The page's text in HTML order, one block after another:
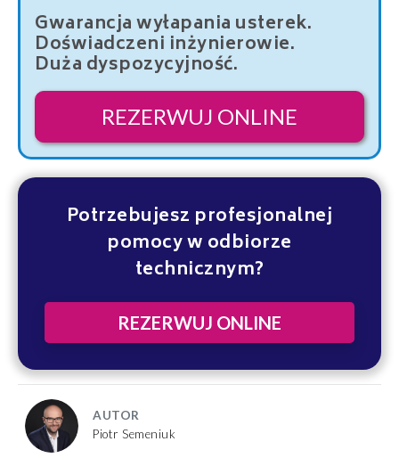
Gwarancja wyłapania usterek.
Doświadczeni inżynierowie.
Duża dyspozycyjność.
REZERWUJ ONLINE
Potrzebujesz profesjonalnej
pomocy w odbiorze
technicznym?
REZERWUJ ONLINE
AUTOR
Piotr Semeniuk